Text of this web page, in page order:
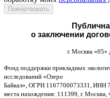
о заключении
г. Москва «05»
Фонд поддержки прикладных
исследований «Озеро
Байкал», ОГРН 1167700073331, ИНН
места нахождения: 111399, г. Москва